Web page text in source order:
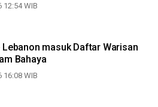
12:54 WIB
Lebanon masuk Daftar Warisan
Bahaya
16:08 WIB